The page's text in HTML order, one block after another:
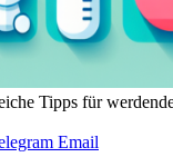
Tipps für
Email